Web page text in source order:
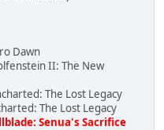
Dawn
II: The New
The Lost Legacy
The Lost Legacy
Senua's Sacrifice